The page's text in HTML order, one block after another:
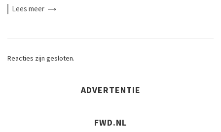
Leesmeer
Reacties zijn gesloten.
ADVERTENTIE
FWD.NL